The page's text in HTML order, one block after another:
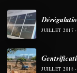
JUILLET 2017
JUILLET 2018